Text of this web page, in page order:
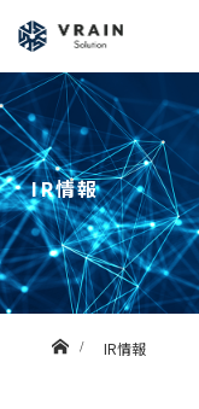
IR情報
ホームIR情報